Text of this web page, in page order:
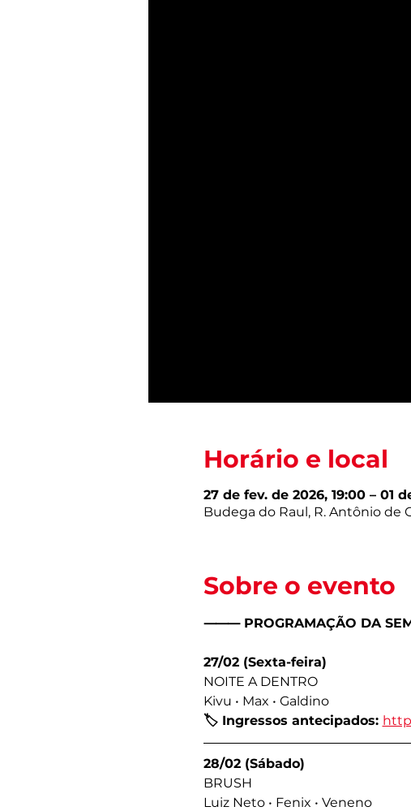
Horário e local
27 de fev. de 2026, 19:00 – 01
Budega do Raul, R. Antônio de
Sobre o evento
⸻ PROGRAMAÇÃO DA
27/02 (Sexta-feira)
NOITE A DENTRO
Kivu • Max • Galdino
🏷️ Ingressos antecipados:
28/02 (Sábado)
BRUSH
Luiz Neto • Fenix • Veneno